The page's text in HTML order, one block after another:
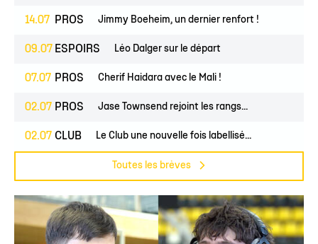
14.07 PROS Jimmy Boeheim, un dernier renfort !
09.07 ESPOIRS Léo Dalger sur le départ
07.07 PROS Cherif Haidara avec le Mali !
02.07 PROS Jase Townsend rejoint les rangs...
02.07 CLUB Le Club une nouvelle fois labellisé...
Toutes les brèves